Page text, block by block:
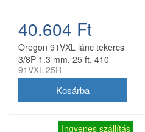
40.604 Ft
Oregon 91VXL lánc tekercs
3/8P 1.3 mm, 25 ft, 410
szem
91VXL-25R
Ingyenes szállítás